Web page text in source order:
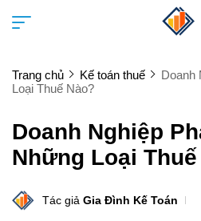
Trang chủ Kế toán thuế
Doanh
Loại Thuế Nào?
Doanh Nghiệp
Những Loại Thuế
Tác giả Gia Đình Kế Toán